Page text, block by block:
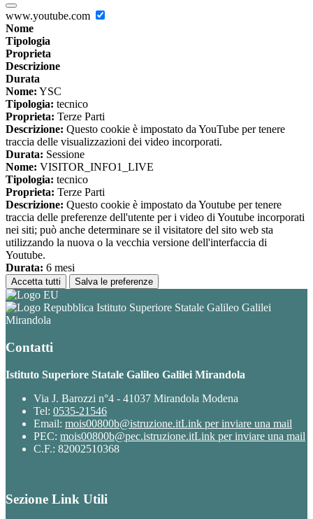
www.youtube.com
Nome
Tipologia
Proprieta
Descrizione
Durata
Nome: YSC
Tipologia: tecnico
Proprieta: Terze Parti
Descrizione: Questo cookie è impostato da YouTube per tenere
traccia delle visualizzazioni dei video incorporati.
Durata: Sessione
Nome: VISITOR_INFO1_LIVE
Tipologia: tecnico
Proprieta: Terze Parti
Descrizione: Questo cookie è impostato da Youtube per tenere
traccia delle preferenze dell'utente per i video di Youtube incorporati
nei siti; può anche determinare se il visitatore del sito web sta
utilizzando la nuova o la vecchia versione dell'interfaccia di
Youtube.
Durata: 6 mesi
Accetta tutti Salva le preferenze
Istituto Superiore Statale Galileo Galilei
Mirandola
Contatti
Istituto Superiore Statale Galileo Galilei Mirandola
Via J. Barozzi n°4 - 41037 Mirandola Modena
Tel: 0535-21546
Email: mois00800b@istruzione.itLink per inviare una mail
PEC: mois00800b@pec.istruzione.itLink per inviare una mail
C.F.: 82002510368
Sezione Link Utili